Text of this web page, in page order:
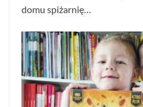
domu spiżarnię…